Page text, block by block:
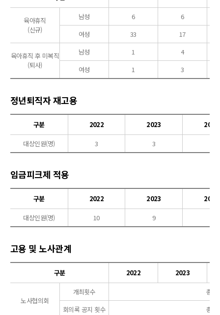
육아휴직
(신규)
남성 6
6
여성
33 17
육아휴직 후 미복직
(퇴사)
남성 1
4
여성
1 3
정년퇴직자 재고용
구분 2022 2023 2024
대상인원(명) 3 3
임금피크제 적용
구분 2022 2023 2024
대상인원(명) 10 9
고용 및 노사관계
구분 2022 2023
노사협의회
개최횟수
총 4
회의록 공지 횟수
총 4